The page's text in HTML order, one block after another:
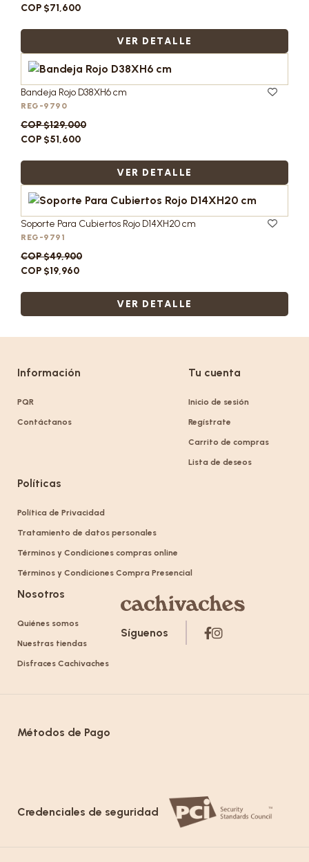
COP $71,600
VER DETALLE
Bandeja Rojo D38XH6 cm
REG-9790
COP $129,000
COP $51,600
VER DETALLE
Soporte Para Cubiertos Rojo D14XH20 cm
REG-9791
COP $49,900
COP $19,960
VER DETALLE
Información
PQR
Contáctanos
Tu cuenta
Inicio de sesión
Regístrate
Carrito de compras
Lista de deseos
Políticas
Política de Privacidad
Tratamiento de datos personales
Términos y Condiciones compras online
Términos y Condiciones Compra Presencial
Nosotros
Quiénes somos
Nuestras tiendas
Disfraces Cachivaches
Síguenos
Métodos de Pago
Credenciales de seguridad